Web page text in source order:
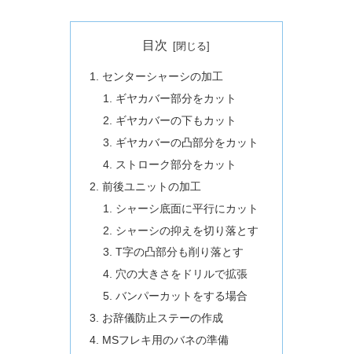
目次
センターシャーシの加工
ギヤカバー部分をカット
ギヤカバーの下もカット
ギヤカバーの凸部分をカット
ストローク部分をカット
前後ユニットの加工
シャーシ底面に平行にカット
シャーシの抑えを切り落とす
T字の凸部分も削り落とす
穴の大きさをドリルで拡張
バンパーカットをする場合
お辞儀防止ステーの作成
MSフレキ用のバネの準備